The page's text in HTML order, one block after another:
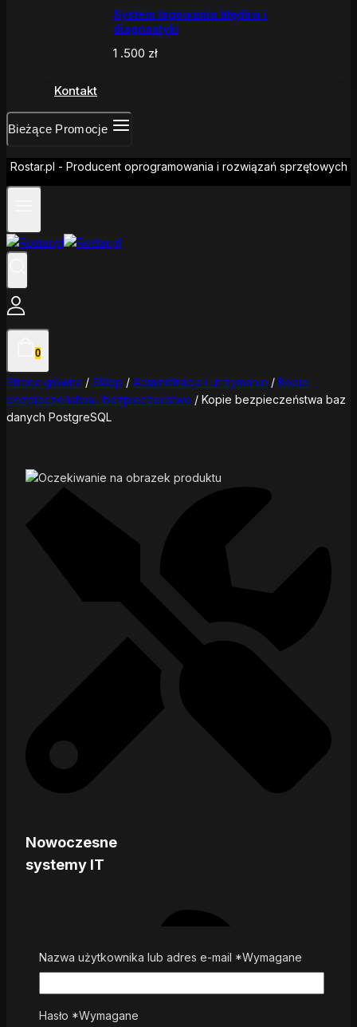
System logowania błędów i
diagnostyki
1 .500 zł
Kontakt
Bieżące Promocje
Rostar.pl - Producent oprogramowania i rozwiązań sprzętowych
0
Strona główna / Sklep / Administracja i utrzymanie / Kopie
bezpieczeństwa i bezpieczeństwo / Kopie bezpieczeństwa baz
danych PostgreSQL
Nowoczesne
systemy IT
Nazwa użytkownika lub adres e-mail *Wymagane
Hasło *Wymagane